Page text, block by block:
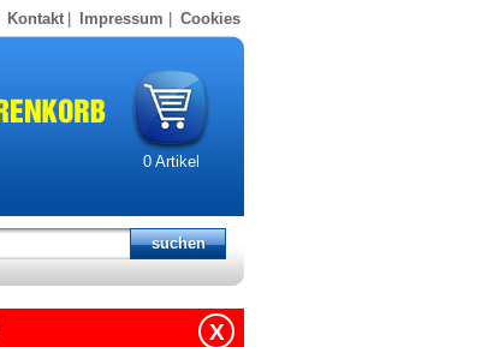
Kontakt Impressum Cookies
0Artikel
X